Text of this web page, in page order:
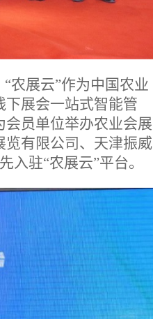
农展云”作为中国农业
展会一站式智能管
员单位举办农业会展
有限公司、天津振威
驻“农展云”平台。